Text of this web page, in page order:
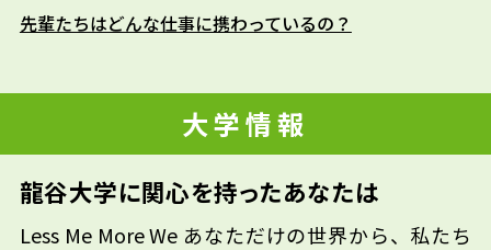
先輩たちはどんな仕事に携わっているの？
大学情報
龍谷大学に関心を持ったあなたは
Less Me More We あなただけの世界から、私たち